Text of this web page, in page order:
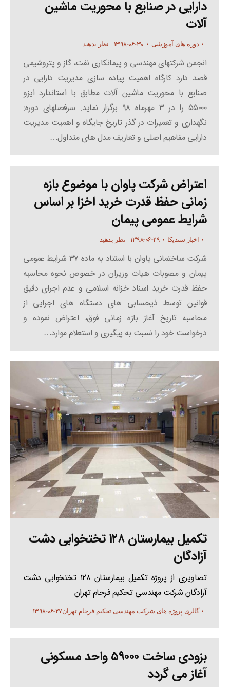
دارایی در صنایع با محوریت ماشین
آلات
دوره های آموزشی ۱۳۹۸-۰۶-۳۰ نظر بدهید
انجمن شرکتهای مهندسی و پیمانکاری نفت، گاز و پتروشیمی
قصد دارد کارگاه اهمیت پیاده سازی مدیریت دارایی در
صنایع با محوریت ماشین آلات مطابق با استاندارد ایزو
۵۵۰۰۰ را در ۳ مهرماه ۹۸ برگزار نماید. سرفصلهای دوره:
نگهداری و تعمیرات در گذر تاریخ جایگاه و اهمیت مدیریت
دارایی مفاهیم اصلی و تعاریف مدل های متداول…
اعتراض شرکت پاوان با موضوع بازه
زمانی حفظ قدرت خرید اخزا بر اساس
شرایط عمومی پیمان
اخبار سندیکا ۱۳۹۸-۰۶-۲۹ نظر بدهید
شرکت ساختمانی پاوان با استناد به ماده ۳۷ شرایط عمومی
پیمان و مصوبات هیات وزیران در خصوص نحوه محاسبه
حفظ قدرت خرید اسناد خزانه اسلامی و عدم اجرای دقیق
قوانین توسط ذیحسابی های دستگاه های اجرایی از
محاسبه تاریخ آغاز بازه زمانی فوق، اعتراض نموده و
درخواست خود را نسبت به پیگیری و استعلام موارد…
تکمیل بیمارستان ۱۲۸ تختخوابی دشت
آزادگان
تصاویری از پروژه تکمیل بیمارستان ۱۲۸ تختخوابی دشت
آزادگان شرکت مهندسی تحکیم فرجام تهران
گالری پروژه های شرکت مهندسی تحکیم فرجام تهران۱۳۹۸-۰۶-۲۷
بزودی ساخت ۵۹۰۰۰ واحد مسکونی
آغاز می گردد